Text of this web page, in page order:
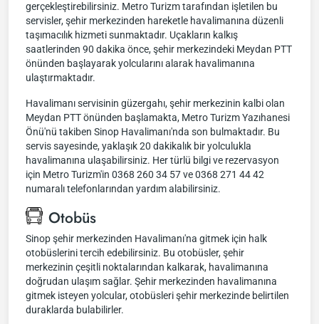
gerçekleştirebilirsiniz. Metro Turizm tarafından işletilen bu
servisler, şehir merkezinden hareketle havalimanına düzenli
taşımacılık hizmeti sunmaktadır. Uçakların kalkış
saatlerinden 90 dakika önce, şehir merkezindeki Meydan PTT
önünden başlayarak yolcularını alarak havalimanına
ulaştırmaktadır.
Havalimanı servisinin güzergahı, şehir merkezinin kalbi olan
Meydan PTT önünden başlamakta, Metro Turizm Yazıhanesi
Önü'nü takiben Sinop Havalimanı'nda son bulmaktadır. Bu
servis sayesinde, yaklaşık 20 dakikalık bir yolculukla
havalimanına ulaşabilirsiniz. Her türlü bilgi ve rezervasyon
için Metro Turizm'in 0368 260 34 57 ve 0368 271 44 42
numaralı telefonlarından yardım alabilirsiniz.
Otobüs
Sinop şehir merkezinden Havalimanı'na gitmek için halk
otobüslerini tercih edebilirsiniz. Bu otobüsler, şehir
merkezinin çeşitli noktalarından kalkarak, havalimanına
doğrudan ulaşım sağlar. Şehir merkezinden havalimanına
gitmek isteyen yolcular, otobüsleri şehir merkezinde belirtilen
duraklarda bulabilirler.